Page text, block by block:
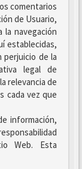
comentarios
de Usuario,
la navegación
establecidas,
perjuicio de la
legal de
relevancia de
cada vez que
información,
Web. Esta